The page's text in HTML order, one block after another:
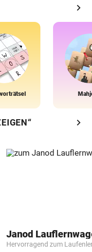
chevron_right
chevron_right
Janod
Hervorragend zum